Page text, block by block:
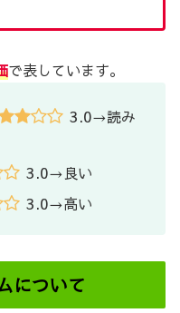
で表しています。
3.0→読み
3.0→良い
3.0→高い
について